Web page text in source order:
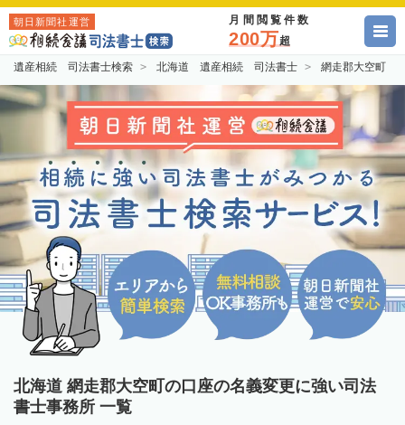
朝日新聞社運営 月間閲覧件数
200万超
遺産相続 司法書士検索 北海道 遺産相続 司法書士 網走郡大空町
北海道 網走郡大空町の口座の名義変更に強い司法
書士事務所 一覧